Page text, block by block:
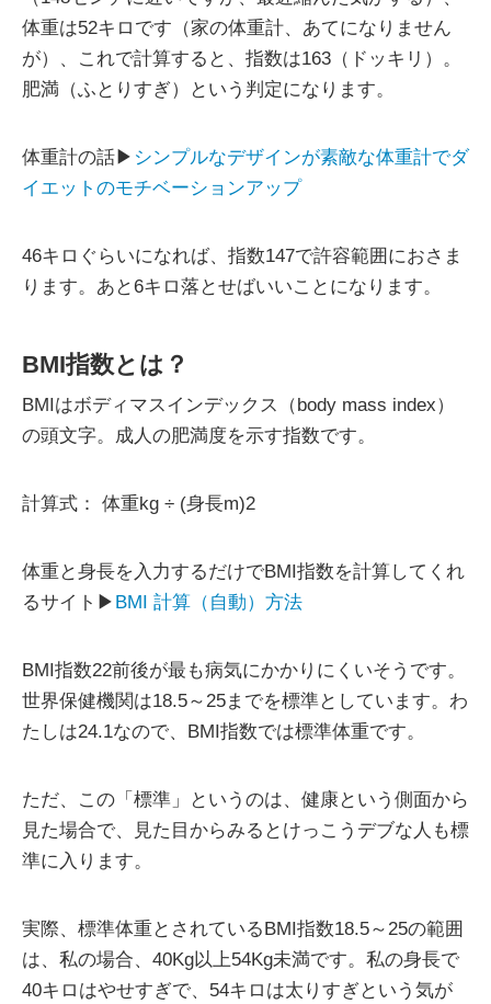
体重は52キロです（家の体重計、あてになりません
が）、これで計算すると、指数は163（ドッキリ）。
肥満（ふとりすぎ）という判定になります。
体重計の話▶ シンプルなデザインが素敵な体重計でダ
イエットのモチベーションアップ
46キロぐらいになれば、指数147で許容範囲におさま
ります。あと6キロ落とせばいいことになります。
BMI指数とは？
BMIはボディマスインデックス（body mass index）
の頭文字。成人の肥満度を示す指数です。
計算式： 体重kg ÷ (身長m)2
体重と身長を入力するだけでBMI指数を計算してくれ
るサイト▶ BMI 計算（自動）方法
BMI指数22前後が最も病気にかかりにくいそうです。
世界保健機関は18.5～25までを標準としています。わ
たしは24.1なので、BMI指数では標準体重です。
ただ、この「標準」というのは、健康という側面から
見た場合で、見た目からみるとけっこうデブな人も標
準に入ります。
実際、標準体重とされているBMI指数18.5～25の範囲
は、私の場合、40Kg以上54Kg未満です。私の身長で
40キロはやせすぎで、54キロは太りすぎという気が